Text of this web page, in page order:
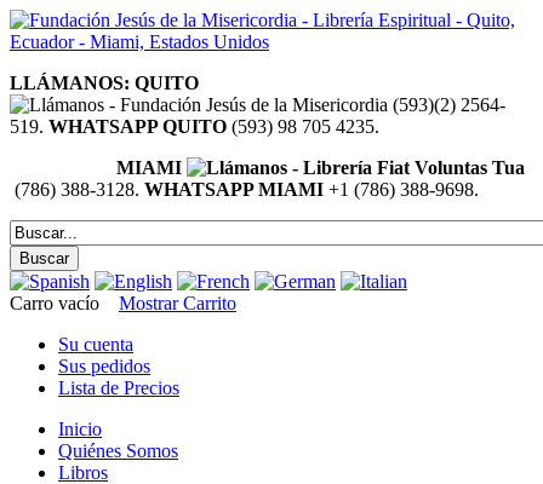
LLÁMANOS: QUITO
(593)(2) 2564-
519. WHATSAPP QUITO (593) 98 705 4235.
MIAMI
(786) 388-3128. WHATSAPP MIAMI +1 (786) 388-9698.
Carro vacío
Mostrar Carrito
Su cuenta
Sus pedidos
Lista de Precios
Inicio
Quiénes Somos
Libros